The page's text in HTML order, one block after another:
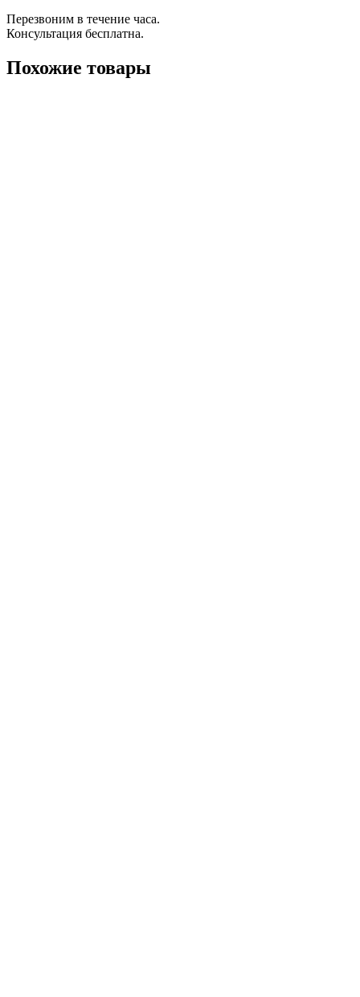
Перезвоним в течение часа.
Консультация бесплатна.
Похожие товары